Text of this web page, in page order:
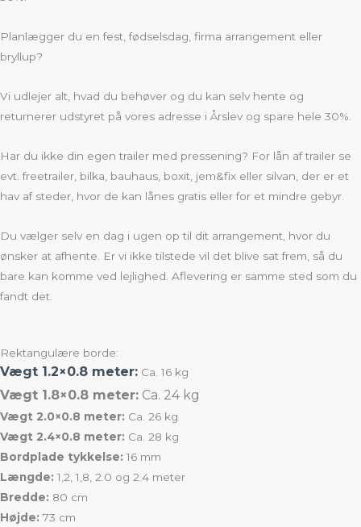
Planlægger du en fest, fødselsdag, firma arrangement eller
bryllup?
Vi udlejer alt, hvad du behøver og du kan selv hente og
returnerer udstyret på vores adresse i Årslev og spare hele 30%.
Har du ikke din egen trailer med pressening? For lån af trailer se
evt. freetrailer, bilka, bauhaus, boxit, jem&fix eller silvan, der er et
hav af steder, hvor de kan lånes gratis eller for et mindre gebyr.
Du vælger selv en dag i ugen op til dit arrangement, hvor du
ønsker at afhente. Er vi ikke tilstede vil det blive sat frem, så du
bare kan komme ved lejlighed. Aflevering er samme sted som du
fandt det.
Rektangulære borde:
Vægt 1.2×0.8 meter: Ca. 16 kg
Vægt 1.8×0.8 meter: Ca. 24 kg
Vægt 2.0×0.8 meter: Ca. 26 kg
Vægt 2.4×0.8 meter: Ca. 28 kg
Bordplade tykkelse: 16 mm
Længde: 1,2, 1,8, 2.0 og 2.4 meter
Bredde: 80 cm
Højde: 73 cm